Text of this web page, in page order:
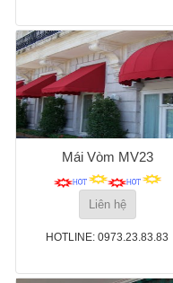
Mái Vòm MV23
Liên hệ
HOTLINE: 0973.23.83.83